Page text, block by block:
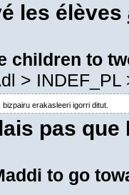
les élèves
children to
> INDEF_PL
bizpairu erakasleeri igorri ditut.
pas
to go